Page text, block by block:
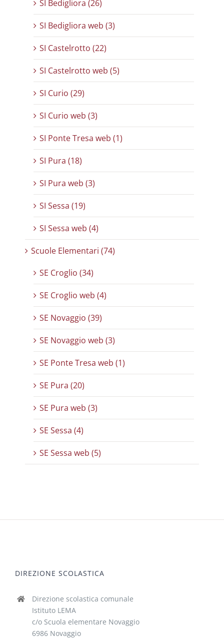
SI Bedigliora (26)
SI Bedigliora web (3)
SI Castelrotto (22)
SI Castelrotto web (5)
SI Curio (29)
SI Curio web (3)
SI Ponte Tresa web (1)
SI Pura (18)
SI Pura web (3)
SI Sessa (19)
SI Sessa web (4)
Scuole Elementari (74)
SE Croglio (34)
SE Croglio web (4)
SE Novaggio (39)
SE Novaggio web (3)
SE Ponte Tresa web (1)
SE Pura (20)
SE Pura web (3)
SE Sessa (4)
SE Sessa web (5)
DIREZIONE SCOLASTICA
Direzione scolastica comunale
Istituto LEMA
c/o Scuola elementare Novaggio
6986 Novaggio